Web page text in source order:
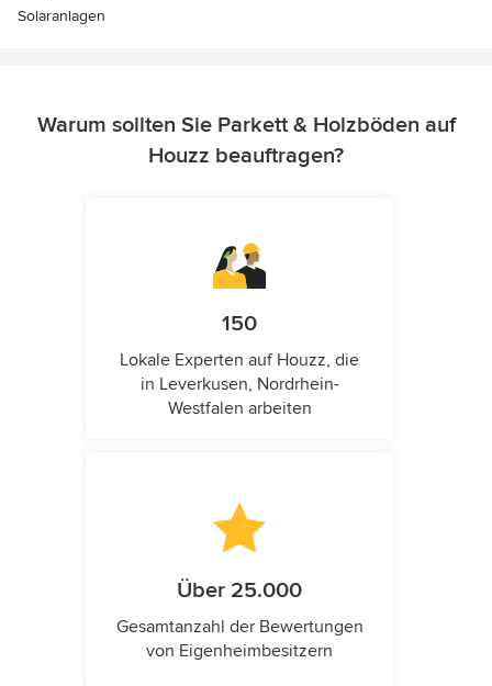
Solaranlagen
Warum sollten Sie Parkett & Holzböden auf
Houzz beauftragen?
150
Lokale Experten auf Houzz, die
in Leverkusen, Nordrhein-
Westfalen arbeiten
Über 25.000
Gesamtanzahl der Bewertungen
von Eigenheimbesitzern